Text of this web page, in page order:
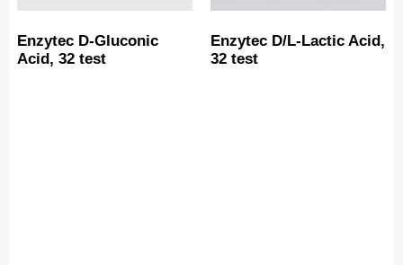
Enzytec D-Gluconic
Acid, 32 test
Enzytec D/L-Lactic Acid,
32 test